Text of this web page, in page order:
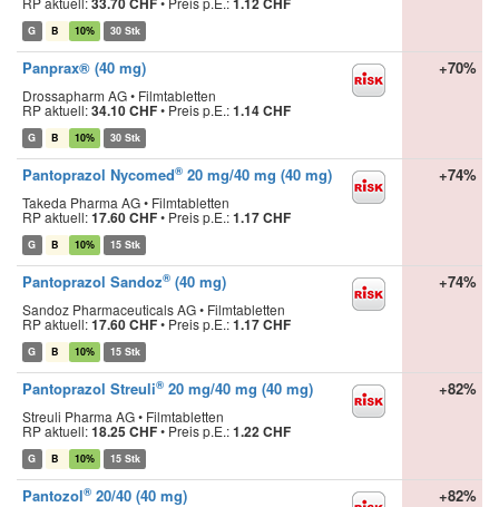
G B 10% 30 Stk
Panprax® (40 mg)
Drossapharm AG • Filmtabletten
RP aktuell:34.10 CHF• Preis p.E.:1.14 CHF
G B 10% 30 Stk
+70%
Pantoprazol Nycomed® 20 mg/40 mg (40 mg)
Takeda Pharma AG • Filmtabletten
RP aktuell:17.60 CHF• Preis p.E.:1.17 CHF
G B 10% 15 Stk
+74%
Pantoprazol Sandoz® (40 mg)
Sandoz Pharmaceuticals AG • Filmtabletten
RP aktuell:17.60 CHF• Preis p.E.:1.17 CHF
G B 10% 15 Stk
+74%
Pantoprazol Streuli® 20 mg/40 mg (40 mg)
Streuli Pharma AG • Filmtabletten
RP aktuell:18.25 CHF• Preis p.E.:1.22 CHF
G B 10% 15 Stk
+82%
Pantozol® 20/40 (40 mg) +82%